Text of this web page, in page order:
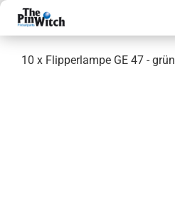
10 x Flipperlampe GE 47 - grün